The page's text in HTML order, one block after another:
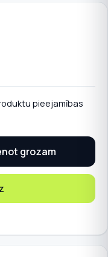
pieejamības
modulis,
grozam